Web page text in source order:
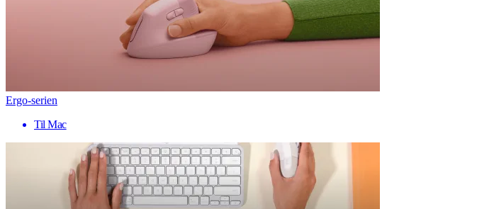
Ergo-serien
Til Mac